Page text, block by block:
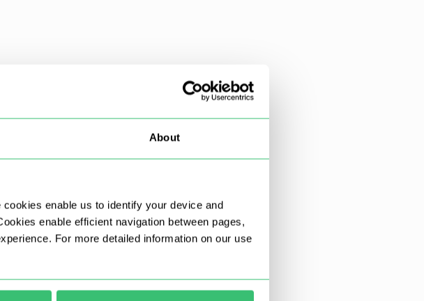
About
enable us to identify your device and
enable efficient navigation between pages,
For more detailed information on our use
adım